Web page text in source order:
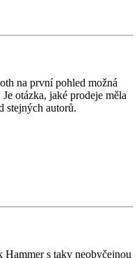
na první pohled možná
otázka, jaké prodeje měla
stejných autorů.
s taky neobyčejnou